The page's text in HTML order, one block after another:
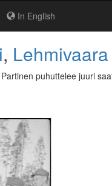
In English
, Lehmivaara
puhuttelee juuri